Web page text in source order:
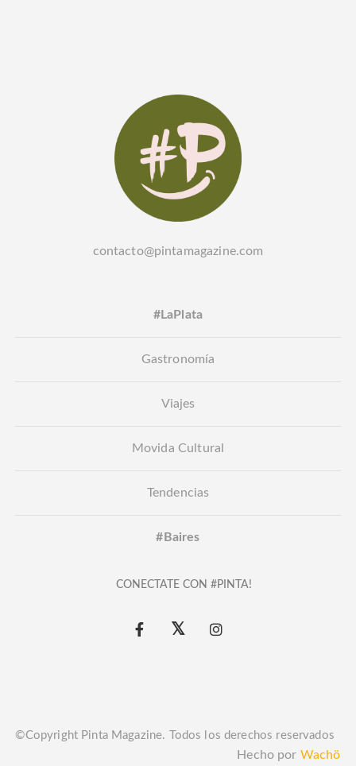
contacto@pintamagazine.com
#LaPlata
Gastronomía
Viajes
Movida Cultural
Tendencias
#Baires
CONECTATE CON #PINTA!
©Copyright Pinta Magazine. Todos los derechos reservados
Hecho por Wachö